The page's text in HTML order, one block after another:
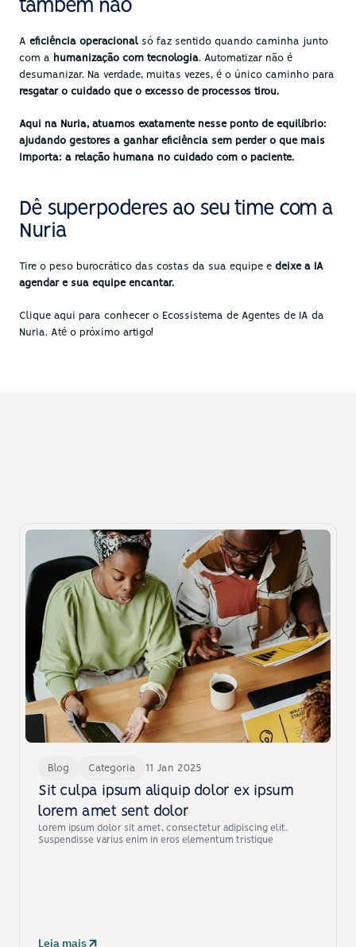
também não
A eficiência operacional só faz sentido quando caminha junto
com a humanização com tecnologia. Automatizar não é
resgatar o cuidado que o excesso de processos tirou.
Aqui na Nuria, atuamos exatamente nesse ponto de equilíbrio:
ajudando gestores a ganhar eficiência sem perder o que mais
importa: a relação humana no cuidado com o paciente.
Dê superpoderes ao seu time com a
Nuria
Tire o peso burocrático das costas da sua equipe e deixe a IA
agendar e sua equipe encantar.
Clique aqui para conhecer o Ecossistema de Agentes de IA da
Nuria. Até o próximo artigo!
gostar
Descubra insights valiosos sobre tecnologia hospitalar.
Blog Categoria 11 Jan 2025
Sit culpa ipsum aliquip dolor ex ipsum
lorem amet sent dolor
Lorem ipsum dolor sit amet, consectetur adipiscing elit.
Suspendisse varius enim in eros elementum tristique
Leia mais